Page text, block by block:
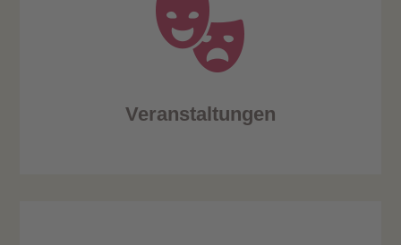
Veranstaltungen